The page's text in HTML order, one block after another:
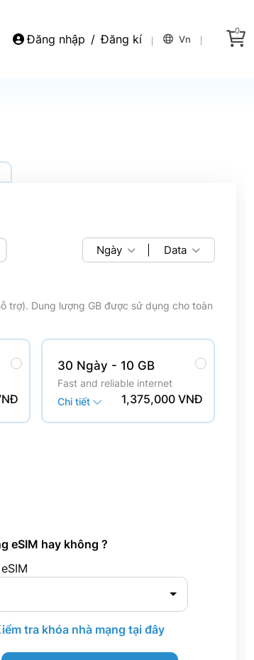
Đăng nhập / Đăng kí Vn
0
Ngày Data
trợ). Dung lượng GB được sử dụng cho toàn
30 Ngày - 10 GB
Fast and reliable internet
Chi tiết
1,375,000 VNĐ
eSIM hay không ?
tra khóa nhà mạng tại đây